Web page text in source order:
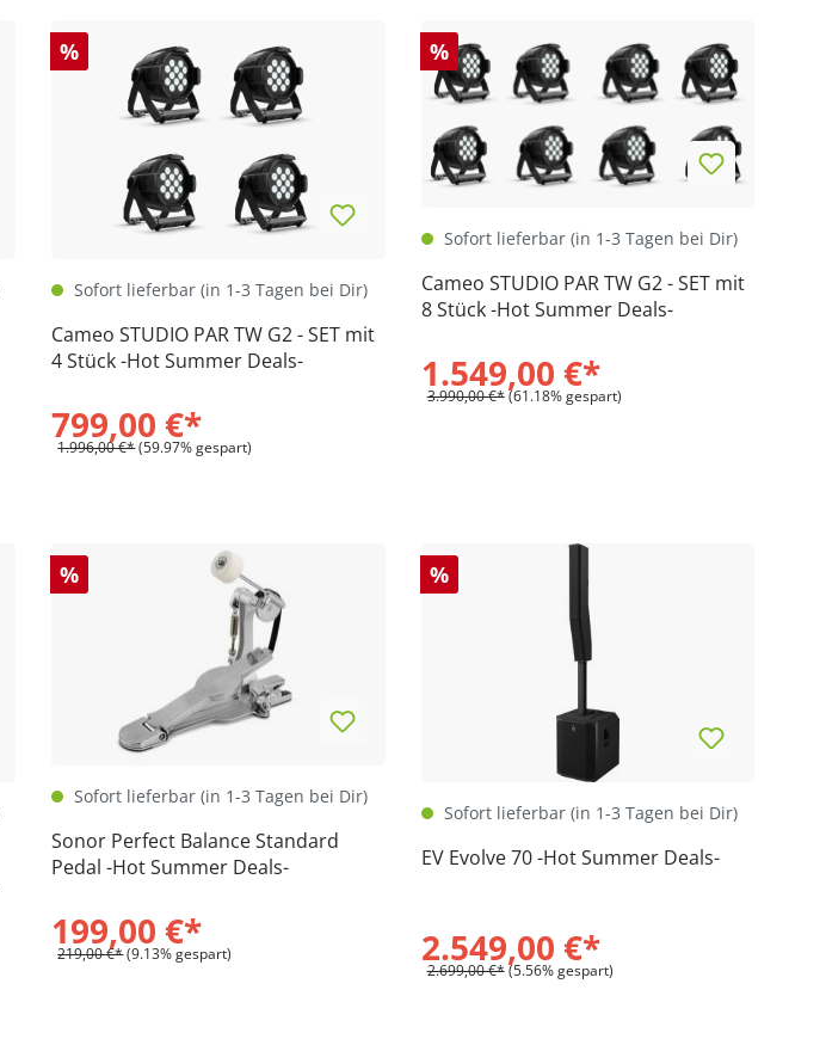
%
Sofort lieferbar (in 1-3 Tagen bei Dir)
Cameo STUDIO PAR TW G2 - SET mit
4 Stück -Hot Summer Deals-
799,00 €*
1.996,00 €*(59.97% gespart)
%
Sofort lieferbar (in 1-3 Tagen bei Dir)
Cameo STUDIO PAR TW G2 - SET mit
8 Stück -Hot Summer Deals-
1.549,00 €*
3.990,00 €*(61.18% gespart)
%
Sofort lieferbar (in 1-3 Tagen bei Dir)
Sonor Perfect Balance Standard
Pedal -Hot Summer Deals-
199,00 €*
219,00 €*(9.13% gespart)
%
Sofort lieferbar (in 1-3 Tagen bei Dir)
EV Evolve 70 -Hot Summer Deals-
2.549,00 €*
2.699,00 €*(5.56% gespart)